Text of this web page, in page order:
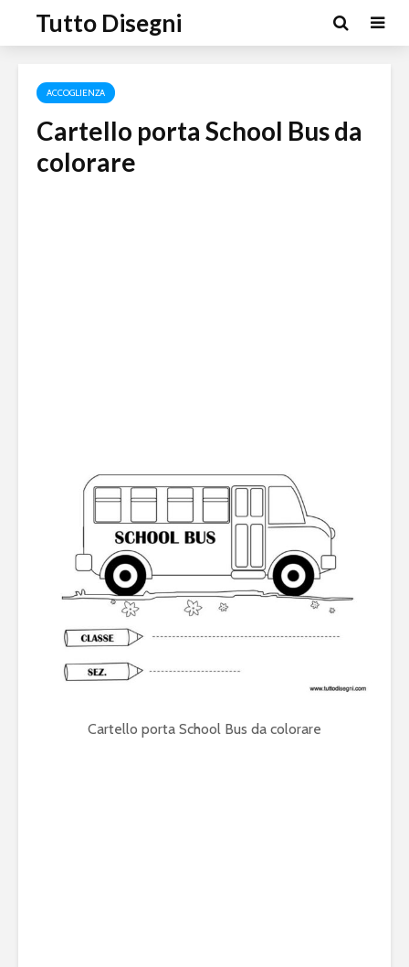
Tutto Disegni
ACCOGLIENZA
Cartello porta School Bus da
colorare
Cartello porta School Bus da colorare